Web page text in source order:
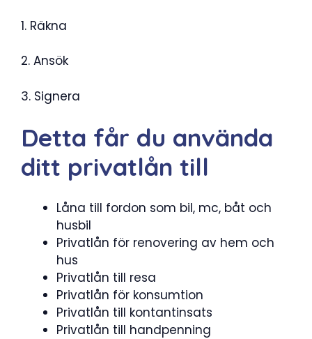
1. Räkna
2. Ansök
3. Signera
Detta får du använda
ditt privatlån till
Låna till fordon som bil, mc, båt och
husbil
Privatlån för renovering av hem och
hus
Privatlån till resa
Privatlån för konsumtion
Privatlån till kontantinsats
Privatlån till handpenning